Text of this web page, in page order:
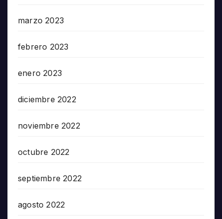
marzo 2023
febrero 2023
enero 2023
diciembre 2022
noviembre 2022
octubre 2022
septiembre 2022
agosto 2022